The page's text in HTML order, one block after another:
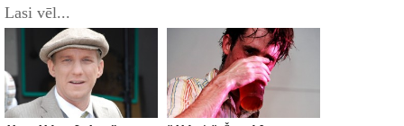
Lasi vēl...